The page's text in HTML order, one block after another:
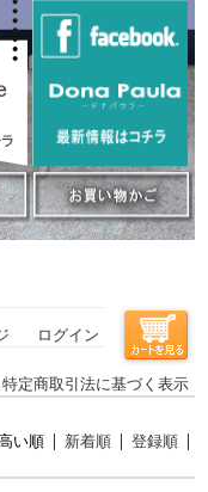
ログイン
特定商取引法に基づく表示
い順 新着順 登録順